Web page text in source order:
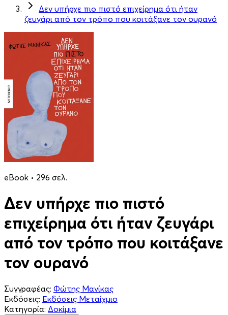
Δεν υπήρχε πιο πιστό επιχείρημα ότι ήταν
ζευγάρι από τον τρόπο που κοιτάξανε τον ουρανό
eBook • 296 σελ.
Δεν υπήρχε πιο πιστό
επιχείρημα ότι ήταν ζευγάρι
από τον τρόπο που κοιτάξανε
τον ουρανό
Συγγραφέας: Φώτης Μανίκας
Εκδόσεις: Εκδόσεις Μεταίχμιο
Κατηγορία: Δοκίμια